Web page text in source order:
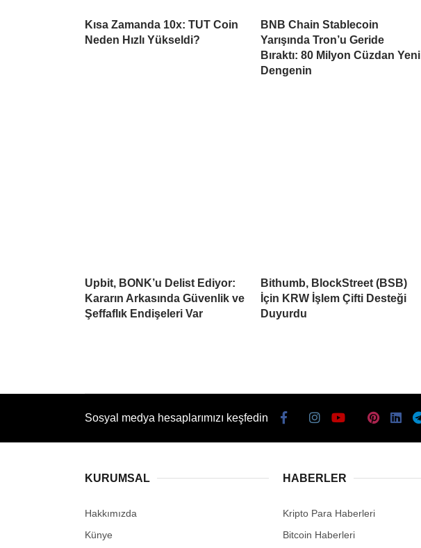
Kısa Zamanda 10x: TUT Coin
Neden Hızlı Yükseldi?
BNB Chain Stablecoin
Yarışında Tron’u Geride
Bıraktı: 80 Milyon Cüzdan Yeni
Dengenin
Upbit, BONK’u Delist Ediyor:
Kararın Arkasında Güvenlik ve
Şeffaflık Endişeleri Var
Bithumb, BlockStreet (BSB)
İçin KRW İşlem Çifti Desteği
Duyurdu
Sosyal medya hesaplarımızı keşfedin
KURUMSAL
Hakkımızda
Künye
HABERLER
Kripto Para Haberleri
Bitcoin Haberleri